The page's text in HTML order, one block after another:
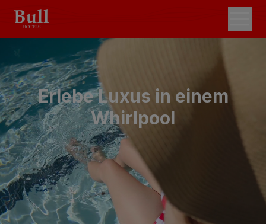
Erlebe Luxus in einem
Whirlpool